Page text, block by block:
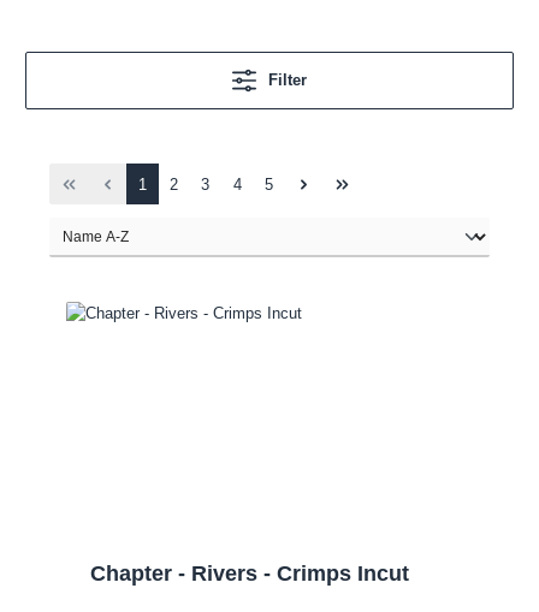
Filter
1 2 3 4 5
Chapter - Rivers - Crimps Incut